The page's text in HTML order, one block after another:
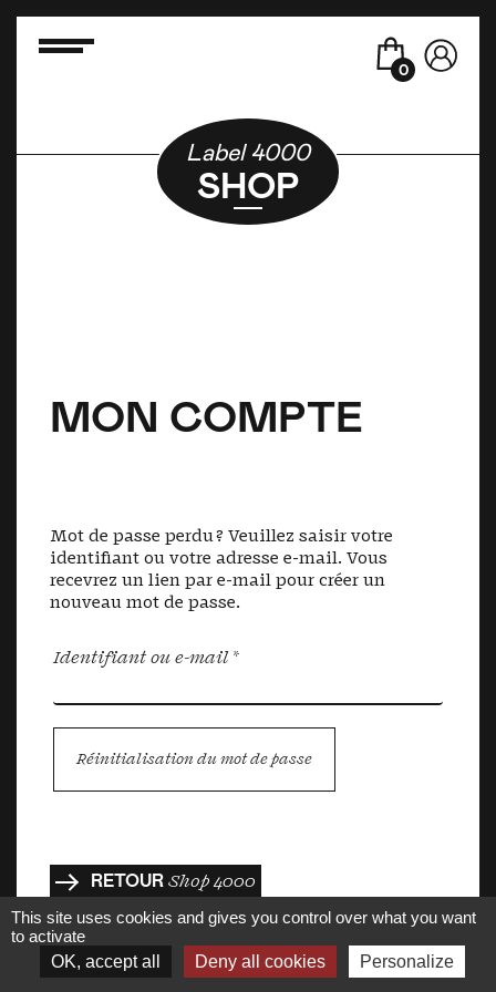
0
Label 4000
SHOP
MON COMPTE
MON COMPTE
MON COMPTE
Mot de passe perdu ? Veuillez saisir votre
identifiant ou votre adresse e-mail. Vous
recevrez un lien par e-mail pour créer un
nouveau mot de passe.
Identifiant ou e-mail *Obligatoire
Réinitialisation du mot de passe
RETOUR Shop 4000
This site uses cookies and gives you control over what you want
to activate
OK, accept all
Deny all cookies Personalize